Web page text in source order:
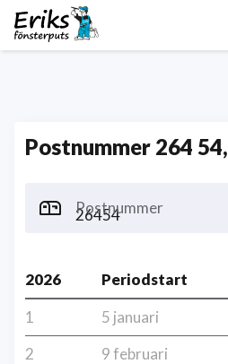
Postnummer 264 54,
Postnummer
2026 Periodstart
1
5 januari
2
9 februari